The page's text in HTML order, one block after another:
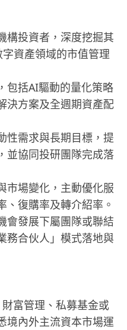
構投資者，深度挖掘其
資產領域的市值管理
包括AI驅動的量化策略
決方案及全週期資產配
性需求與長期目標，提
並協同投研團隊完成落
市場變化，主動優化服
、復購率及轉介紹率。
會發展下屬團隊或聯結
務合伙人」模式落地與
富管理、私募基金或
境內外主流資本市場運